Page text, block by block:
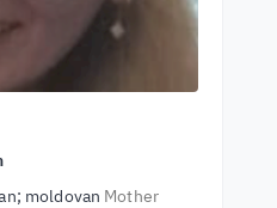
moldovan Mother